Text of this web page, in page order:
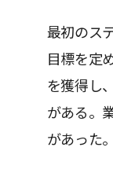
最初のス
目標を定
を獲得し
がある。
があった。